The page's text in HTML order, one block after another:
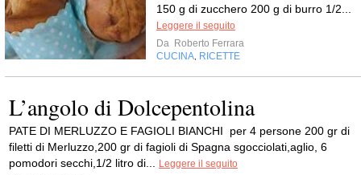
150 g di zucchero 200 g di burro 1/2...
Leggere il seguito
Da Roberto Ferrara
CUCINA RICETTE
L’angolo di Dolcepentolina
PATE DI MERLUZZO E FAGIOLI BIANCHI per 4 persone 200 gr di
filetti di Merluzzo,200 gr di fagioli di Spagna sgocciolati,aglio, 6
pomodori secchi,1/2 litro di...
Leggere il seguito